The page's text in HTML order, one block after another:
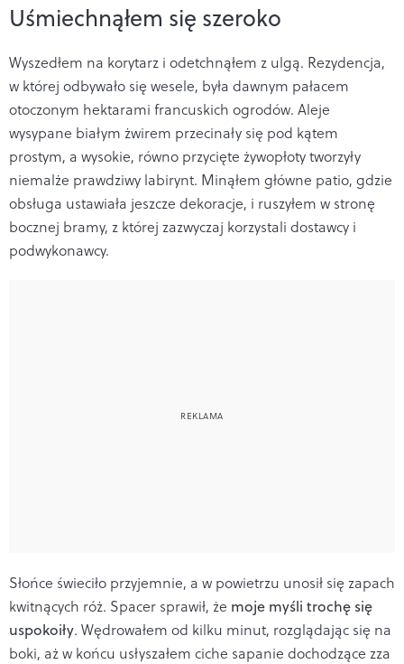
Uśmiechnąłem się szeroko
Wyszedłem na korytarz i odetchnąłem z ulgą. Rezydencja,
w której odbywało się wesele, była dawnym pałacem
otoczonym hektarami francuskich ogrodów. Aleje
wysypane białym żwirem przecinały się pod kątem
prostym, a wysokie, równo przycięte żywopłoty tworzyły
niemalże prawdziwy labirynt. Minąłem główne patio, gdzie
obsługa ustawiała jeszcze dekoracje, i ruszyłem w stronę
bocznej bramy, z której zazwyczaj korzystali dostawcy i
podwykonawcy.
Słońce świeciło przyjemnie, a w powietrzu unosił się zapach
kwitnących róż. Spacer sprawił, że moje myśli trochę się
uspokoiły. Wędrowałem od kilku minut, rozglądając się na
boki, aż w końcu usłyszałem ciche sapanie dochodzące zza